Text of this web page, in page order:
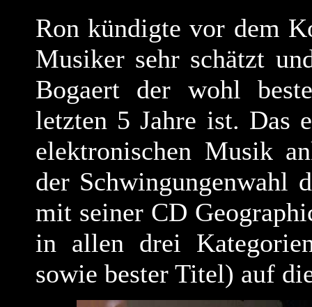
Ron kündigte vor dem
Musiker sehr schätzt
Bogaert der wohl
letzten 5 Jahre ist. Das
elektronischen Musik
der Schwingungenwahl
mit seiner CD
in allen drei
sowie bester Titel) auf